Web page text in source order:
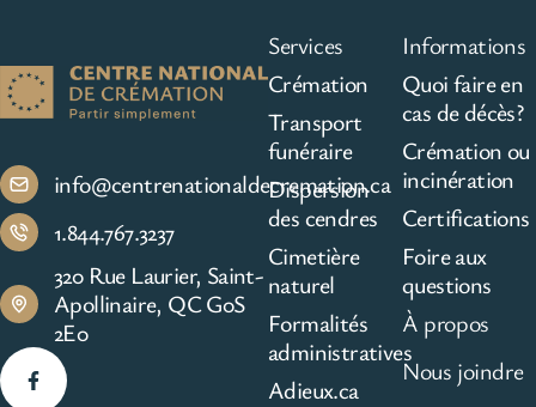
info@centrenationaldecremation.ca
1.844.767.3237
320 Rue Laurier, Saint-
Apollinaire, QC G0S
2E0
Services
Crémation
Transport
funéraire
Dispersion
des cendres
Cimetière
naturel
Formalités
administratives
Adieux.ca
Informations
Quoi faire en
cas de décès?
Crémation ou
incinération
Certifications
Foire aux
questions
À propos
Nous joindre